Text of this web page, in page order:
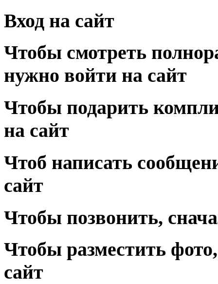
Вход на сайт
Чтобы смотреть
нужно войти на сайт
Чтобы подарить
на сайт
Чтоб написать
сайт
Чтобы позвонить,
Чтобы разместить
сайт